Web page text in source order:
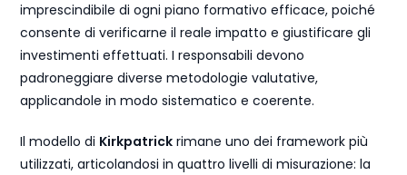
imprescindibile di ogni piano formativo efficace, poiché
consente di verificarne il reale impatto e giustificare gli
investimenti effettuati. I responsabili devono
padroneggiare diverse metodologie valutative,
applicandole in modo sistematico e coerente.
Il modello di Kirkpatrick rimane uno dei framework più
utilizzati, articolandosi in quattro livelli di misurazione: la